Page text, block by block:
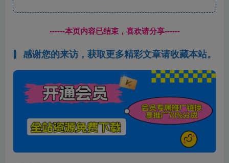
------本页内容已结束，喜欢请分享------
感谢您的来访，获取更多精彩文章请收藏本站。